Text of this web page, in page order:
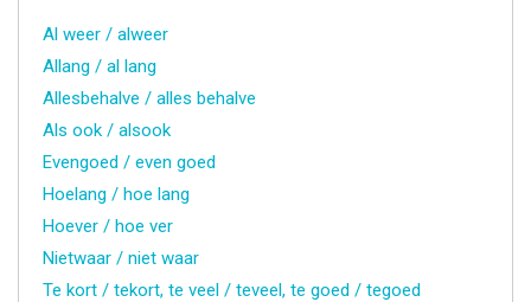
Al weer / alweer
Allang / al lang
Allesbehalve / alles behalve
Als ook / alsook
Evengoed / even goed
Hoelang / hoe lang
Hoever / hoe ver
Nietwaar / niet waar
Te kort / tekort, te veel / teveel, te goed / tegoed